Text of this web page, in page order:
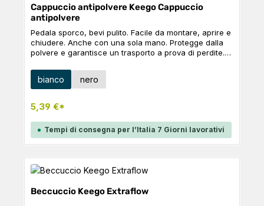
Cappuccio antipolvere Keego Cappuccio
antipolvere
Pedala sporco, bevi pulito. Facile da montare, aprire e
chiudere. Anche con una sola mano. Protegge dalla
polvere e garantisce un trasporto a prova di perdite.
il complemento perfetto per il suo tappo KEEGO
EasyClean.
Seleziona
Colore
bianco
(Questa opzione non è al momento disponibile.)
nero
5,39 €*
Tempi di consegna per l’Italia 7 Giorni lavorativi
Beccuccio Keego Extraflow